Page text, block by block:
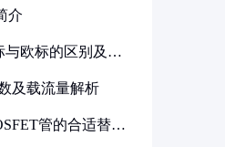
介
与欧标的区别及其
及载流量解析
管的合适替代